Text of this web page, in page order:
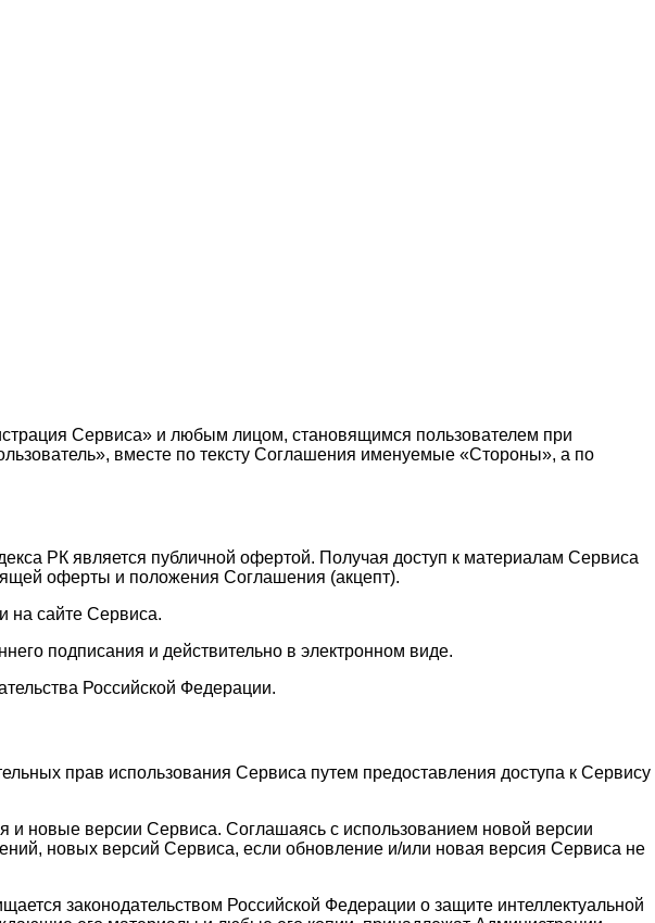
Сервиса» и любым лицом, становящимся пользователем при
вместе по тексту Соглашения именуемые «Стороны», а по
РК является публичной офертой. Получая доступ к материалам Сервиса
оферты и положения Соглашения (акцепт).
на сайте Сервиса.
подписания и действительно в электронном виде.
Российской Федерации.
прав использования Сервиса путем предоставления доступа к Сервису
и новые версии Сервиса. Соглашаясь с использованием новой версии
новых версий Сервиса, если обновление и/или новая версия Сервиса не
законодательством Российской Федерации о защите интеллектуальной